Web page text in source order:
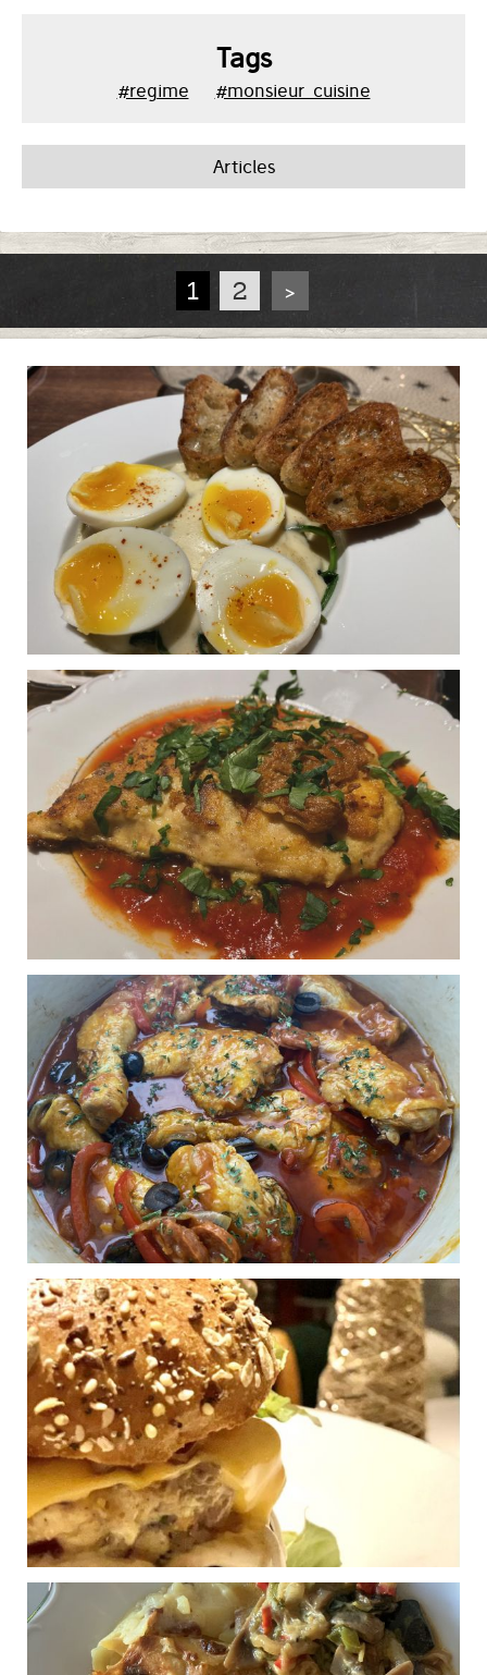
Tags
#regime #monsieur_cuisine
Articles
1 2 >
Œufs à la Florentine
inspirée de l'illustre Paul
Boccuse
Publié le 11/12/2024 à 17:52
0
Piccata de poulet pané
Publié le 05/12/2024 à 12:07
Poulet à l’espagnol
Publié le 04/08/2023 à 17:14